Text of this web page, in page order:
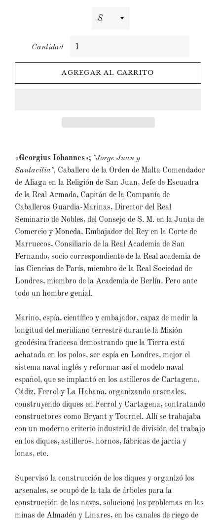
Cantidad
AGREGAR AL CARRITO
«Georgius Iohannes»; "Jorge Juan y
Santacilia", Caballero de la Orden de Malta Comendador
de Aliaga en la Religión de San Juan, Jefe de Escuadra
de la Real Armada, Capitán de la Compañía de
Caballeros Guardia-Marinas, Director del Real
Seminario de Nobles, del Consejo de S. M. en la Junta de
Comercio y Moneda, Embajador del Rey en la Corte de
Marruecos, Consiliario de la Real Academia de San
Fernando, socio correspondiente de la Real academia de
las Ciencias de París, miembro de la Real Sociedad de
Londres, miembro de la Academia de Berlín. Pero ante
todo un hombre genial.
Marino, espía, científico y embajador, capaz de medir la
longitud del meridiano terrestre durante la Misión
geodésica francesa demostrando que la Tierra está
achatada en los polos, ser espía en Londres, mejor el
sistema naval inglés y reformar así el modelo naval
español, que se implantó en los astilleros de Cartagena,
Cádiz, Ferrol y La Habana, organizando arsenales,
construyendo diques en Ferrol y Cartagena, contratando
constructores como Bryant y Tournel. Allí se trabajaba
con un moderno criterio industrial de división del trabajo
en los diques, astilleros, hornos, fábricas de jarcia y
lonas, etc.
Supervisó la construcción de los diques y organizó los
arsenales, se ocupó de la tala de árboles para la
construcción de las naves, solucionó los problemas en las
minas de Almadén y Linares, en los canales de riego de